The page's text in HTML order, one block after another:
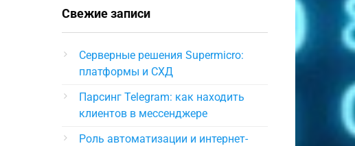
Свежие записи
Серверные решения Supermicro:
платформы и СХД
Парсинг Telegram: как находить
клиентов в мессенджере
Роль автоматизации и интернет-